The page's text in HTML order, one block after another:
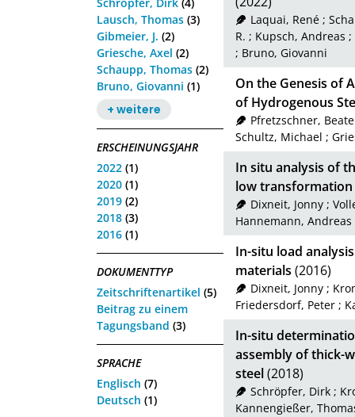
Lausch, Thomas (3)
Gibmeier, J. (2)
Griesche, Axel (2)
Schaupp, Thomas (2)
Bruno, Giovanni (1)
+ weitere
ERSCHEINUNGSJAHR
2022 (1)
2020 (1)
2019 (2)
2018 (3)
2016 (1)
DOKUMENTTYP
Zeitschriftenartikel (5)
Beitrag zu einem
Tagungsband (3)
SPRACHE
Englisch (7)
Deutsch (1)
Laquai, René;
R. ; Kupsch, Andreas ;
; Bruno, Giovanni
On the Genesis of
of Hydrogenous
Pfretzschner, Beate
Schultz, Michael ;
In situ analysis of
low
Dixneit, Jonny;
Hannemann, Andreas
In-situ load
materials (2016)
Dixneit, Jonny;
Friedersdorf, Peter ;
In-situ
assembly of thick-
steel(2018)
Schröpfer, Dirk;
Kannengießer,